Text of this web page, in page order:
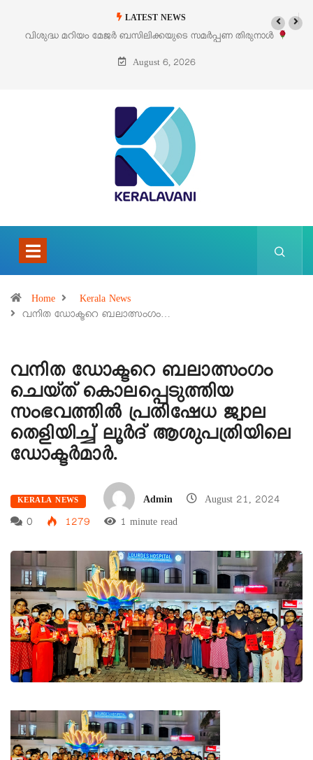
LATEST NEWS
തിരുനാൾ
‘പെറ്റൽസ്’ ലൈഫ് സ്റ്റൈൽ എക്സിബിഷനും സെയിലും
പെരുമാനൂരിൽ
August 6, 2026
Home
Kerala News
വനിത ഡോക്ടറെ ബലാത്സംഗം…
വനിത ഡോക്ടറെ ബലാത്സംഗം
ചെയ്ത് കൊലപ്പെടുത്തിയ
സംഭവത്തിൽ പ്രതിഷേധ ജ്വാല
തെളിയിച്ച് ലൂർദ് ആശുപത്രിയിലെ
ഡോക്ടർമാർ.
KERALA NEWS Admin
August 21, 2024
0
1279 1 minute read